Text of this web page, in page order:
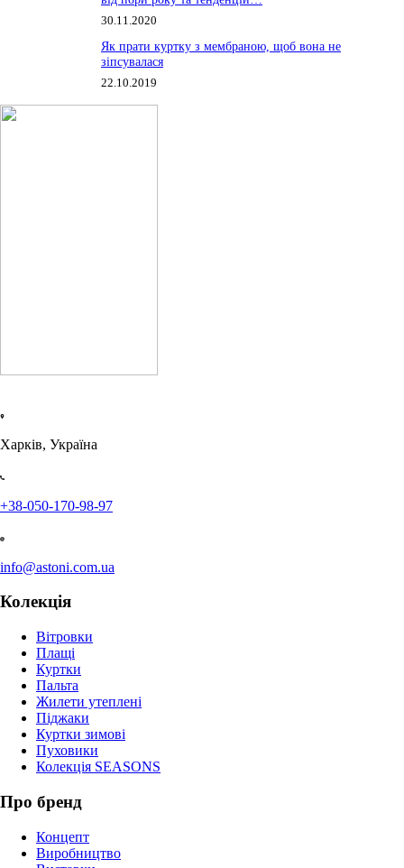
30.11.2020
Як прати куртку з мембраною, щоб вона не
зіпсувалася
22.10.2019
Харків, Україна
+38-050-170-98-97
info@astoni.com.ua
Колекція
Вітровки
Плащі
Куртки
Пальта
Жилети утеплені
Піджаки
Куртки зимові
Пуховики
Колекція SEASONS
Про бренд
Концепт
Виробництво